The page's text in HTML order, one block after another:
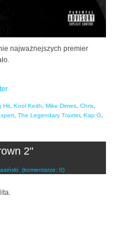
najważnejszych premier
Hit Kool Keith Mike Dimes Chris
The Legendary Traxter, Kap G
2"
(komentarze: 0)